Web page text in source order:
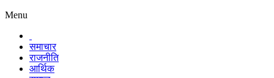
Menu
समाचार
राजनीति
आर्थिक